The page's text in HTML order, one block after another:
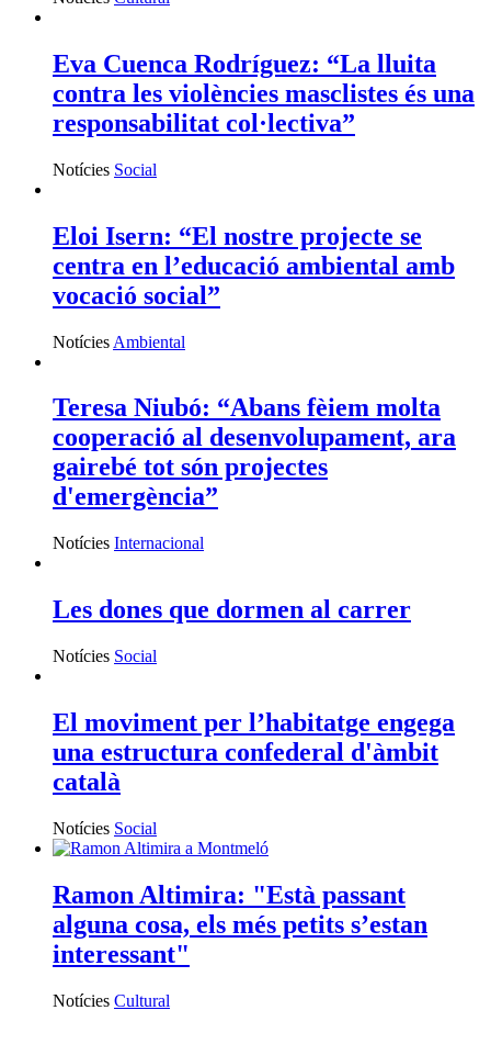
Eva Cuenca Rodríguez: “La lluita
contra les violències masclistes és una
responsabilitat col·lectiva”
Notícies Social
Eloi Isern: “El nostre projecte se
centra en l’educació ambiental amb
vocació social”
Notícies Ambiental
Teresa Niubó: “Abans fèiem molta
cooperació al desenvolupament, ara
gairebé tot són projectes
d'emergència”
Notícies Internacional
Les dones que dormen al carrer
Notícies Social
El moviment per l’habitatge engega
una estructura confederal d'àmbit
català
Notícies Social
Ramon Altimira: "Està passant
alguna cosa, els més petits s’estan
interessant"
Notícies Cultural